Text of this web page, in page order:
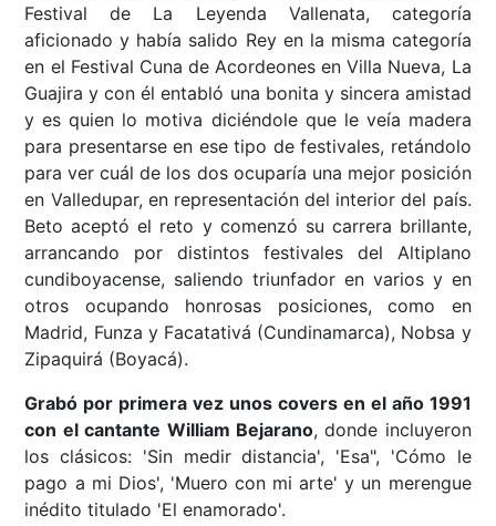
Festival de La Leyenda Vallenata, categoría
aficionado y había salido Rey en la misma categoría
en el Festival Cuna de Acordeones en Villa Nueva, La
Guajira y con él entabló una bonita y sincera amistad
y es quien lo motiva diciéndole que le veía madera
para presentarse en ese tipo de festivales, retándolo
para ver cuál de los dos ocuparía una mejor posición
en Valledupar, en representación del interior del país.
Beto aceptó el reto y comenzó su carrera brillante,
arrancando por distintos festivales del Altiplano
cundiboyacense, saliendo triunfador en varios y en
otros ocupando honrosas posiciones, como en
Madrid, Funza y Facatativá (Cundinamarca), Nobsa y
Zipaquirá (Boyacá).
Grabó por primera vez unos covers en el año 1991
con el cantante William Bejarano, donde incluyeron
los clásicos: 'Sin medir distancia', 'Esa", 'Cómo le
pago a mi Dios', 'Muero con mi arte' y un merengue
inédito titulado 'El enamorado'.